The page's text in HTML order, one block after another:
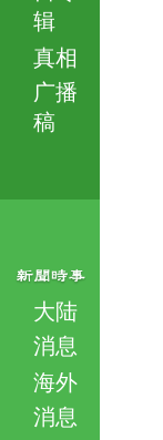
辑
真相
广播
稿
大陆
消息
海外
消息